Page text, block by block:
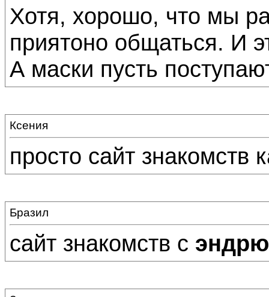
Хотя, хорошо, что мы
приятоно общаться. И
А маски пусть
Ксения
просто сайт знакомств
Бразил
сайт знакомств с